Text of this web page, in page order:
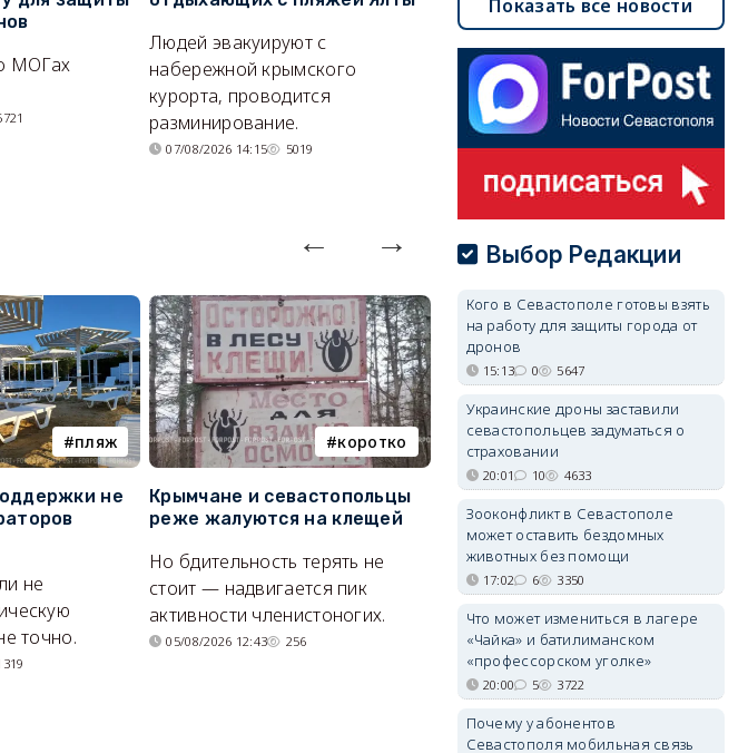
МОГах
Людей эвакуируют с
набережной крымского
курорта, проводится
разминирование.
07/08/2026 14:15 5019
электроснабжения города
Энергетики, подчеркнул он,
делают практически
невозможное.
пляж
не
не
точно.
коротко
Крымчане и севастопольцы
реже жалуются на клещей
Но бдительность терять не
стоит — надвигается пик
активности членистоногих.
05/08/2026 12:43 256
Балаклава
В Севастополе утвердили
проект застройки центра
Балаклавы
Там появится туристический
квартал с отелями и
парковками.
05/08/2026 08:01 5516
Показать все новости
Выбор Редакции
Кого в Севастополе готовы взять
на работу для защиты города от
дронов
15:13 0 5647
Украинские дроны заставили
севастопольцев задуматься о
страховании
20:01 10 4633
Зооконфликт в Севастополе
может оставить бездомных
животных без помощи
17:02 6 3350
Что может измениться в лагере
«Чайка» и батилиманском
«профессорском уголке»
20:00 5 3722
Почему у абонентов
Севастополя мобильная связь